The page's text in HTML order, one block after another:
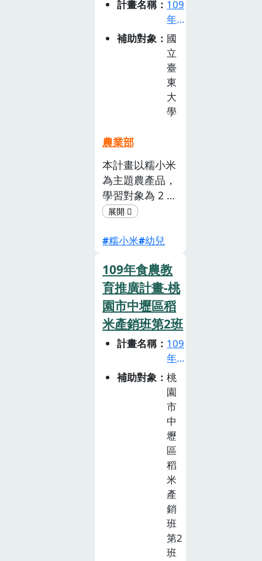
向度，及所設計
續食魚概念診斷
工具。另有湧升
海洋與責任漁業
指標創辦人徐承
堉（2019）從
消費意識與資源
管理的面向，提
出食魚教育的 7
項主要目標，包
含認識與關心環
境、養成消費在
地魚產品的習
業、維護消費者
者權益、促進有
效漁業管理及永
續利用海洋資
源。
木虌果PDF桃園
市中壢區稻米產
銷班第2班臺灣
黑豆PDF有限責
任宜蘭縣蘭陽溪
友善耕作生產合
作社赤殼茭白筍
名稱品項成果簡
報臺北市北投區
清江國民小學萬
里螃蟹PDF臺南
市新市區大社國
民小學白蓮霧
斗國中高麗菜
絲瓜、烏格綠竹
筍、臺灣牛、越
光米PDF保證責
任臺南市東山產
業生產合作社紅
龍果PDF雲林縣
古坑鄉華南社區
發展協會竹、筍
PDF社團法人大
肉、豬肉、魚肉
PDF御食股份有
限公司(台灣好
農)國產農產品
蛋、虱目魚等15
項)PDF又禎有限
公司黃豆PDF府
城館事業股份有
(已
截
止)
PDF屏東縣牡丹
鄉石門國民小學
山蘇PDF新北市
立石門實驗國民
中學地瓜PDF桃
園市立內壢國民
中學地瓜(地瓜
葉)PDF臺中市立
神花PDF社會組
單位主要農產品
成果簡報下載屏
東縣林邊鄉農會
香蕉PDF高雄市
梓官區漁會赤尾
青蝦PDF保證責
任雲林縣古坑有
機農業生產合作
社毛豆PDF財團
法人李輝義紀念
圖書館文教基金
會高麗菜PDF創
新型期數單位主
要農產品教案與
成果簡報下載第
一期臺南市官田
區官田國民小學
菱角PDF新北市
立三民高級中學
PDF保證責任臺
南市東山產業生
產合作社柑橘等
當季水果PDF社
團法人大享食育
PDF又禎有限公
計畫名稱
109
年
食
農
教
育
推
廣
選
活
補助對象
國
立
臺
東
大
學
農業部
本計畫以糯小米
為主題農產品，
學習對象為 2 6
歲幼兒。「小米
體驗活動的名
透過遊戲來認識
小米的意涵 。
小米劇場為本計
畫的亮點活動，
藉由故事的發
展，將小米的生
長過程 生產 、
小米田的生態環
境 、小米美食
飲食、健康 及
文化 的知識串
連起來，再透過
遊戲的方式操作
或體驗，深化幼
糯小米 幼兒
109年食農教
育推廣計畫-桃
園市中壢區稻
米產銷班第2班
計畫名稱
109
年
食
農
教
育
推
廣
計
畫
徵
選
活
動
(已
補助對象
桃
園
市
中
壢
區
稻
米
產
銷
班
第2
班